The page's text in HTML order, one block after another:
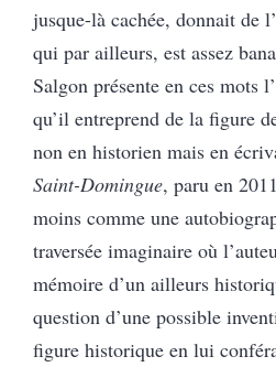
jusque-là cachée, donnait de
qui par ailleurs, est assez
Salgon présente en ces mots
qu’il entreprend de la figure
non en historien mais en
Saint-Domingue, paru en
moins comme une
traversée imaginaire où
mémoire d’un ailleurs
question d’une possible
figure historique en lui